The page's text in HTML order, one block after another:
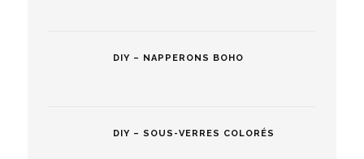
DIY – NAPPERONS BOHO
DIY – SOUS-VERRES COLORÉS